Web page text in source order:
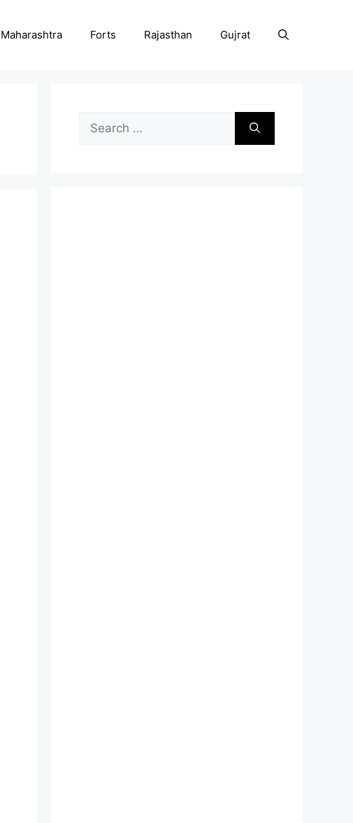
Maharashtra Forts Rajasthan Gujrat
Search
for: